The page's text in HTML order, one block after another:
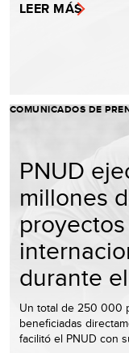
LEER MÁS
COMUNICADOS DE
PNUD
millones
durante
Un total de 250 000
beneficiadas
facilitó el PNUD con